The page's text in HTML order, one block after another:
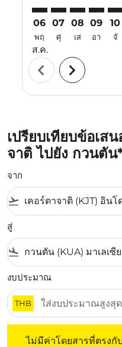
06
พฤ
ส.ค.
07
ศุ
08
เส
09
อา
10
จั
chevron_left chevron_right
เปรียบเทียบข้อเส
จาติ ไปยัง กวนตัน
จาก
flight_takeoff
สู่
flight_land
งบประมาณ
THB
ไม่มีค่าโดยสารที่ตรง